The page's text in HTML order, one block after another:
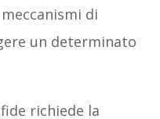
di
un determinato
richiede la